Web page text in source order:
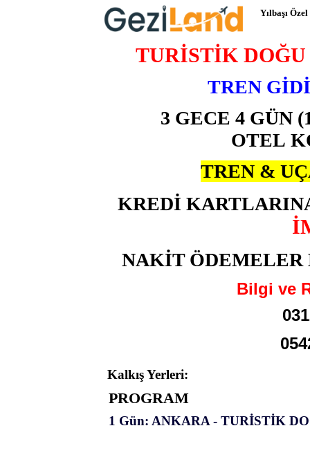
Yılbaşı
TURİSTİK DOĞU
TREN
3 GECE 4 GÜN
OTEL
TREN &
KREDİ
NAKİT ÖDEMELER
Bilgi ve
Kalkış Yerleri:
PROGRAM
1 Gün: ANKARA - TURİSTİK